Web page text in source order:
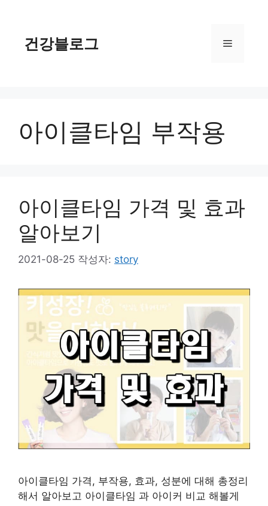
건강블로그 메
아이클타임 부작용
아이클타임 가격 및 효과
알아보기
2021-08-25 작성자: story
아이클타임 가격, 부작용, 효과, 성분에 대해 총정리
해서 알아보고 아이클타임 과 아이커 비교 해볼게